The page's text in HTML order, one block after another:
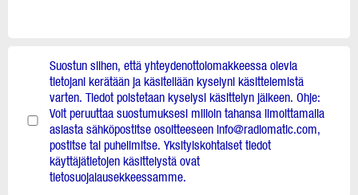
Suostun siihen, että yhteydenottolomakkeessa olevia
tietojani kerätään ja käsitellään kyselyni käsittelemistä
varten. Tiedot poistetaan kyselysi käsittelyn jälkeen. Ohje:
Voit peruuttaa suostumuksesi milloin tahansa ilmoittamalla
asiasta sähköpostitse osoitteeseen info@radiomatic.com,
postitse tai puhelimitse. Yksityiskohtaiset tiedot
käyttäjätietojen käsittelystä ovat
tietosuojalausekkeessamme.